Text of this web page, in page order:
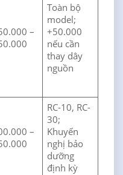
–
Toàn bộ
model;
+50.000
nếu cần
thay dây
nguồn
–
RC-10, RC-
30;
Khuyến
nghị bảo
dưỡng
định kỳ